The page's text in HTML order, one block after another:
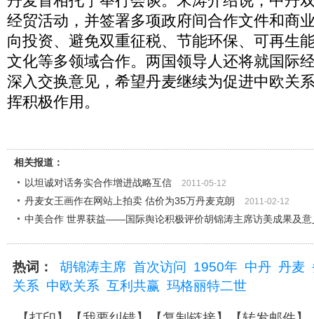
经贸活动，并签署多项政府间合作文件和商
向投资、避免双重征税、节能环保、可再生
文化等多领域合作。两国领导人还将就国际
深入交换意见，希望丹麦继续为促进中欧关
挥积极作用。
相关报道：
以坦诚对话务实合作增进战略互信
2011-05-12
丹麦女王画作在网站上拍卖 估价为35万丹麦克朗 2011-02-12
中美合作 世界获益——国际舆论积极评价胡锦涛主席访美成果及意
热词： 胡锦涛主席 首次访问 1950年 中丹 丹麦
关系 中欧关系 互利共赢 玛格丽特二世